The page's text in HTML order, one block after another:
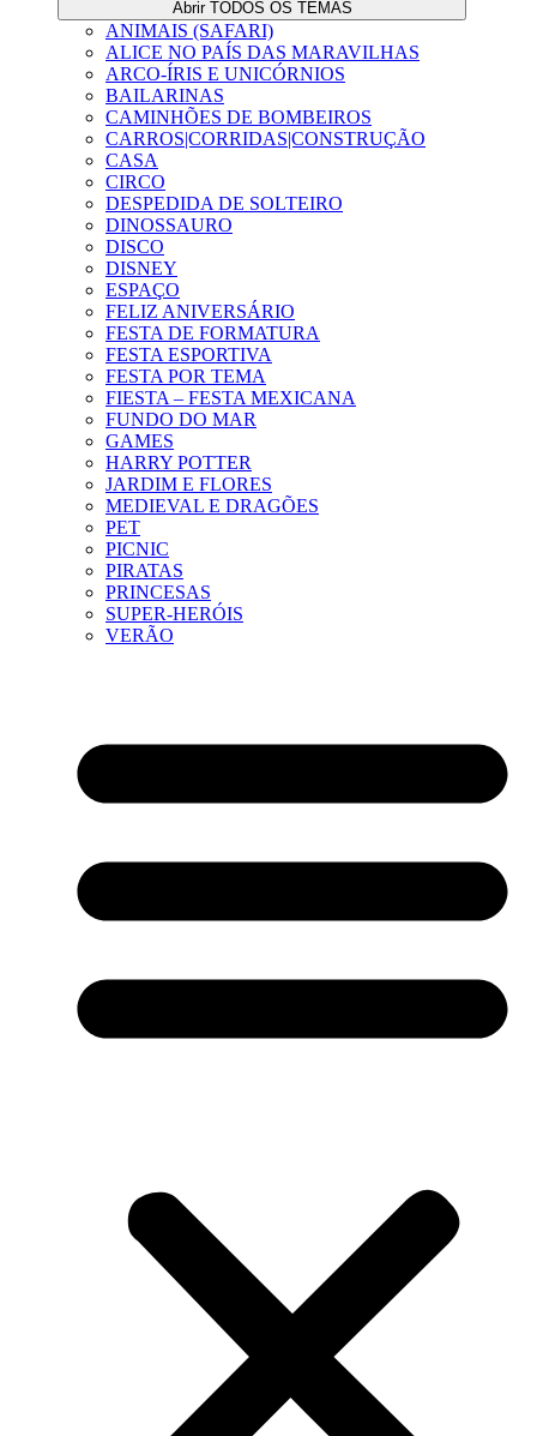
Abrir TODOS OS TEMAS
ANIMAIS (SAFARI)
ALICE NO PAÍS DAS MARAVILHAS
ARCO-ÍRIS E UNICÓRNIOS
BAILARINAS
CAMINHÕES DE BOMBEIROS
CARROS|CORRIDAS|CONSTRUÇÃO
CASA
CIRCO
DESPEDIDA DE SOLTEIRO
DINOSSAURO
DISCO
DISNEY
ESPAÇO
FELIZ ANIVERSÁRIO
FESTA DE FORMATURA
FESTA ESPORTIVA
FESTA POR TEMA
FIESTA – FESTA MEXICANA
FUNDO DO MAR
GAMES
HARRY POTTER
JARDIM E FLORES
MEDIEVAL E DRAGÕES
PET
PICNIC
PIRATAS
PRINCESAS
SUPER-HERÓIS
VERÃO